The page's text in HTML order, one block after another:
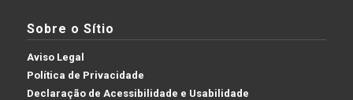
Sobre o Sítio
Aviso Legal
Política de Privacidade
Declaração de Acessibilidade e Usabilidade